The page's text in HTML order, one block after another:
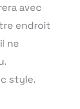
avec
endroit
ne
style.